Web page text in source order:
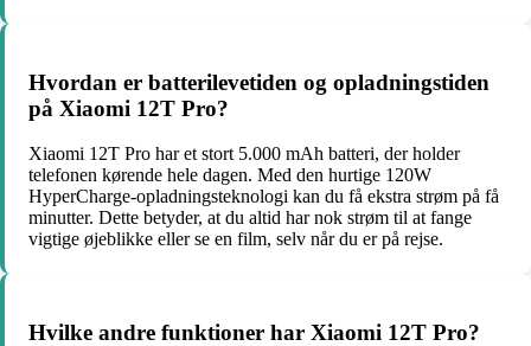
Hvordan er batterilevetiden og opladningstiden
på Xiaomi 12T Pro?
Xiaomi 12T Pro har et stort 5.000 mAh batteri, der holder
telefonen kørende hele dagen. Med den hurtige 120W
HyperCharge-opladningsteknologi kan du få ekstra strøm på få
minutter. Dette betyder, at du altid har nok strøm til at fange
vigtige øjeblikke eller se en film, selv når du er på rejse.
Hvilke andre funktioner har Xiaomi 12T Pro?